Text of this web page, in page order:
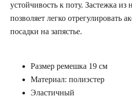
устойчивость к поту. Застежка
позволяет легко отрегулировать
посадки на запястье.
Размер ремешка 19 см
Материал: полиэстер
Эластичный